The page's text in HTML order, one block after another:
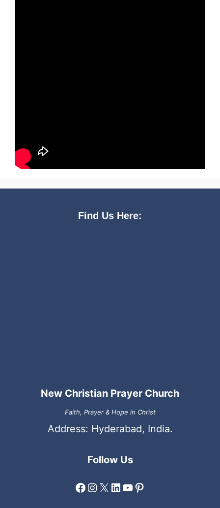
Find Us Here:
New Christian Prayer Church
Faith, Prayer & Hope in Christ
Address: Hyderabad, India.
Follow Us
Facebook
Instagram
X LinkedIn
YouTube
Pinterest